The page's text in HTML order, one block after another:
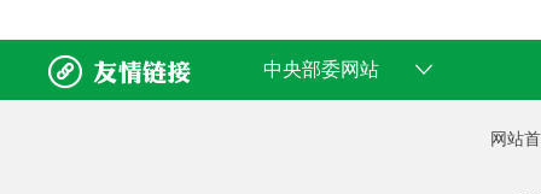
  中央部委网站
网站